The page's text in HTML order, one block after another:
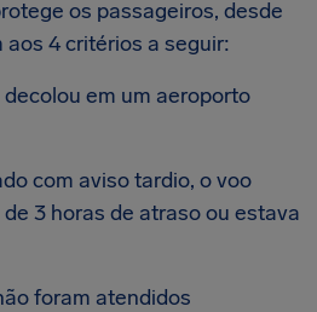
os passageiros, desde
4 critérios a seguir:
em um aeroporto
com aviso tardio, o voo
3 horas de atraso ou estava
foram atendidos